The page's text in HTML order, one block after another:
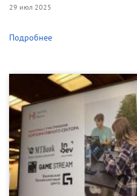
29 июл 2025
Подробнее